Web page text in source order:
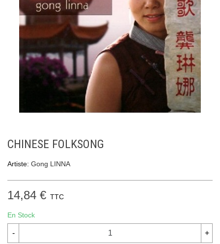
CHINESE FOLKSONG
Artiste: Gong LINNA
14,84 € TTC
En Stock
- +